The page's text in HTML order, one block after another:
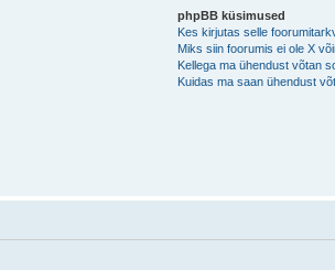
phpBB küsimused
Kes kirjutas selle
Miks siin foorumis ei ole X
Kellega ma ühendust võtan
Kuidas ma saan ühendust